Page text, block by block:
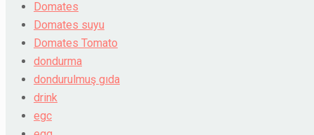
Domates
Domates suyu
Domates Tomato
dondurma
dondurulmuş gıda
drink
egc